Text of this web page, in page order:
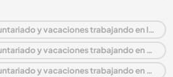
Alojamiento con familias, voluntariado y vacaciones trabajando en India
Alojamiento con familias, voluntariado y vacaciones trabajando en Asia
Alojamiento con familias, voluntariado y vacaciones trabajando en National Capital Territory of Delhi